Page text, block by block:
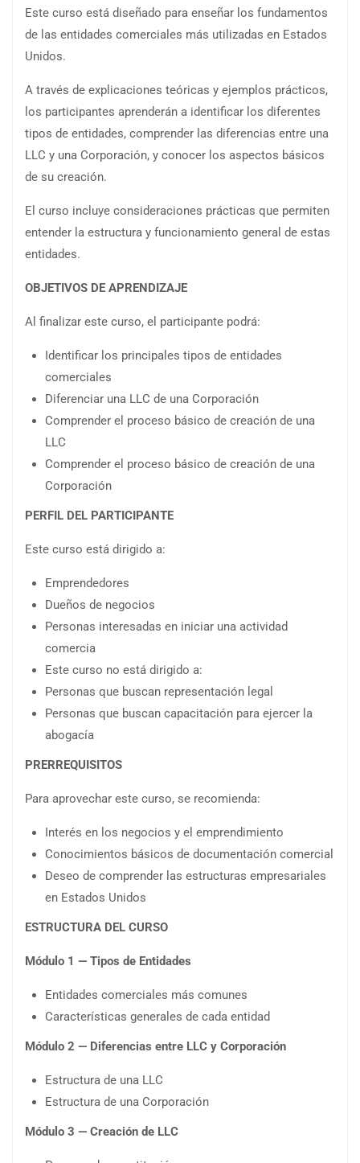
Este curso está diseñado para enseñar los fundamentos
de las entidades comerciales más utilizadas en Estados
Unidos.
A través de explicaciones teóricas y ejemplos prácticos,
los participantes aprenderán a identificar los diferentes
tipos de entidades, comprender las diferencias entre una
LLC y una Corporación, y conocer los aspectos básicos
de su creación.
El curso incluye consideraciones prácticas que permiten
entender la estructura y funcionamiento general de estas
entidades.
OBJETIVOS DE APRENDIZAJE
Al finalizar este curso, el participante podrá:
Identificar los principales tipos de entidades
comerciales
Diferenciar una LLC de una Corporación
Comprender el proceso básico de creación de una
LLC
Comprender el proceso básico de creación de una
Corporación
PERFIL DEL PARTICIPANTE
Este curso está dirigido a:
Emprendedores
Dueños de negocios
Personas interesadas en iniciar una actividad
comercia
Este curso no está dirigido a:
Personas que buscan representación legal
Personas que buscan capacitación para ejercer la
abogacía
PRERREQUISITOS
Para aprovechar este curso, se recomienda:
Interés en los negocios y el emprendimiento
Conocimientos básicos de documentación comercial
Deseo de comprender las estructuras empresariales
en Estados Unidos
ESTRUCTURA DEL CURSO
Módulo 1 — Tipos de Entidades
Entidades comerciales más comunes
Características generales de cada entidad
Módulo 2 — Diferencias entre LLC y Corporación
Estructura de una LLC
Estructura de una Corporación
Módulo 3 — Creación de LLC